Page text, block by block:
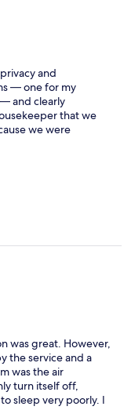
and
— one for my
and clearly
that we
we were
entry had already
respected.
that there was only 1
cleaning
it if
via email to
the experience
was great. However,
the service and a
was the air
turn itself off,
sleep very poorly. I